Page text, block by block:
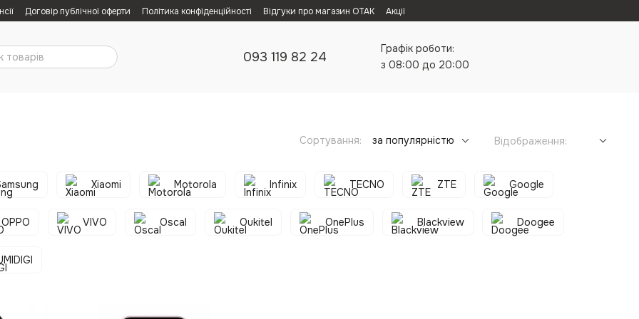
Договір публічної оферти Політика конфіденційності Відгуки про магазин ОТАК Акції
093 119 82 24
Графік роботи:
з 08:00 до 20:00
Сортування: за популярністю Відображення:
Xiaomi Motorola Infinix TECNO ZTE Google
OPPO VIVO Oscal Oukitel OnePlus Blackview Doogee